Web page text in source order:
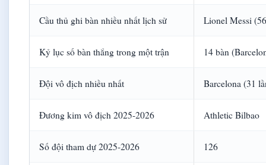
Cầu thủ ghi bàn nhiều nhất lịch sử Lionel Messi
Kỷ lục số bàn thắng trong một trận 14 bàn
Đội vô địch nhiều nhất Barcelona (31
Đương kim vô địch 2025-2026 Athletic Bilbao
Số đội tham dự 2025-2026 126